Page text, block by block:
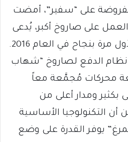
على “سفير”، أمضت
على صاروخ أكبر، يُدعى
“سيمرغ”، الذي اختُبِرَ لأول مرة بنجاح في العام 2016.
الدفع لصاروخ “شهاب
محركات مُجمَّعة معاً
بكثير ومدار أعلى من
أن التكنولوجيا الأساسية
يوفر القدرة على وضع